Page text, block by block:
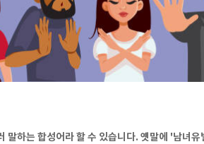
말하는 합성어라 할 수 있습니다. 옛말에 '남녀